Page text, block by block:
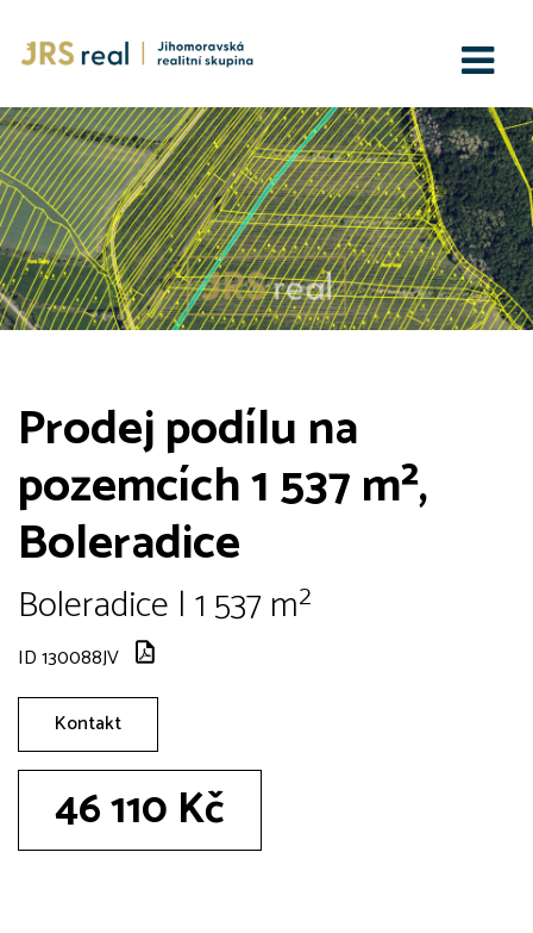
Prodej podílu na
pozemcích 1 537 m²,
Boleradice
Boleradice | 1 537 m²
ID 130088JV
Kontakt
46 110 Kč